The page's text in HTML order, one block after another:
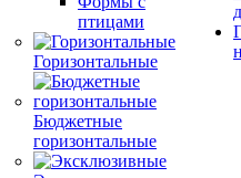
птицами
Горизонтальные
Бюджетные
горизонтальные